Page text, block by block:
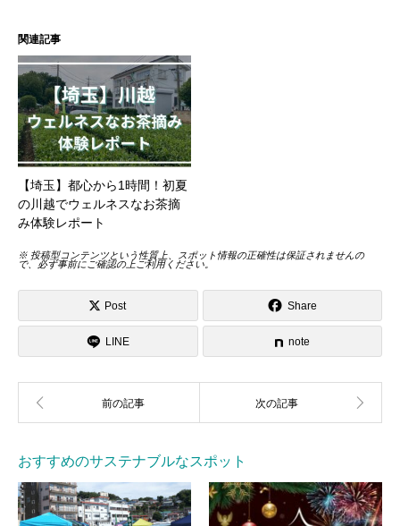
関連記事
【埼玉】都心から1時間！初夏
の川越でウェルネスなお茶摘
み体験レポート
※ 投稿型コンテンツという性質上、スポット情報の正確性は保証されませんの
で、必ず事前にご確認の上ご利用ください。
Post Share
LINE note
おすすめのサステナブルなスポット